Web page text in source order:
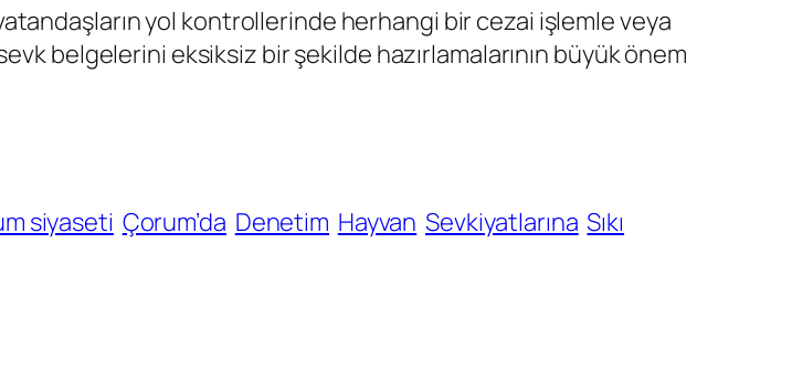
yol kontrollerinde herhangi bir cezai işlemle veya
belgelerini eksiksiz bir şekilde hazırlamalarının büyük önem
siyaseti Çorum’da Denetim Hayvan Sevkiyatlarına Sıkı